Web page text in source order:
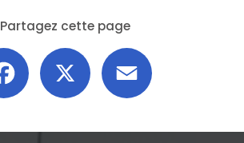
Partagez cette page
Facebook